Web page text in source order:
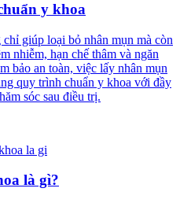
y khoa
giúp loại bỏ nhân mụn mà còn
nhiễm, hạn chế thâm và ngăn
bảo an toàn, việc lấy nhân mụn
quy trình chuẩn y khoa với đầy
sóc sau điều trị.
là gì?